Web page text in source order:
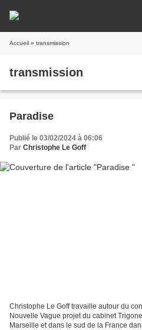
Accueil » transmission
transmission
Paradise
Publié le 03/02/2024 à 06:06
Par Christophe Le Goff
Christophe Le Goff travaille autour du
Nouvelle Vague projet du cabinet
Marseille et dans le sud de la France